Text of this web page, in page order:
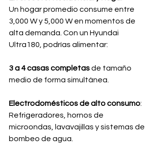
Un hogar promedio consume entre
3,000 W y 5,000 W en momentos de
alta demanda. Con un Hyundai
Ultra180, podrías alimentar:
3 a 4 casas completas de tamaño
medio de forma simultánea.
Electrodomésticos de alto consumo:
Refrigeradores, hornos de
microondas, lavavajillas y sistemas de
bombeo de agua.